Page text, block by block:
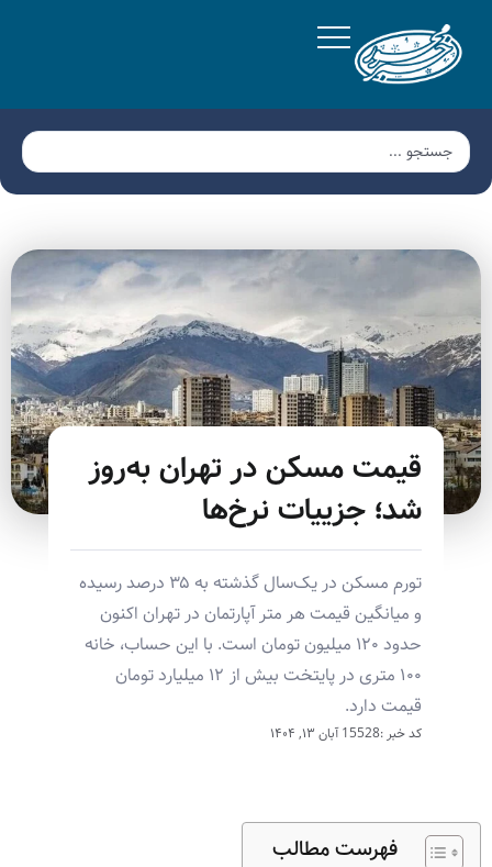
قیمت مسکن در تهران به‌روز
شد؛ جزییات نرخ‌ها
تورم مسکن در یک‌سال گذشته به ۳۵ درصد رسیده
و میانگین قیمت هر متر آپارتمان در تهران اکنون
حدود ۱۲۰ میلیون تومان است. با این حساب، خانه
۱۰۰ متری در پایتخت بیش از ۱۲ میلیارد تومان
قیمت دارد.
کد خبر :15528 آبان ۱۳, ۱۴۰۴
فهرست مطالب